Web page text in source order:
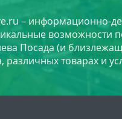
– информационно-
возможности
Посада (и
различных товарах и